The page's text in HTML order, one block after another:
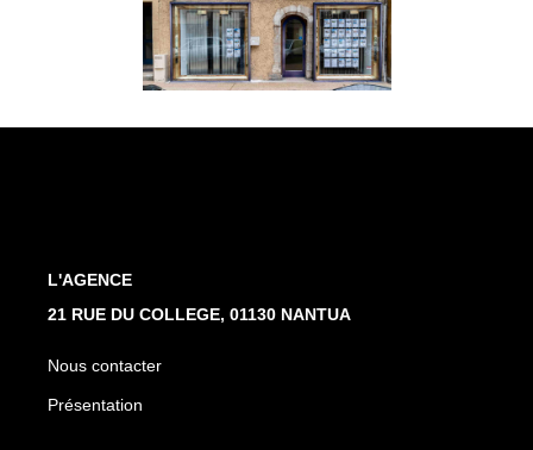
L'AGENCE
21 RUE DU COLLEGE, 01130 NANTUA
Nous contacter
Présentation